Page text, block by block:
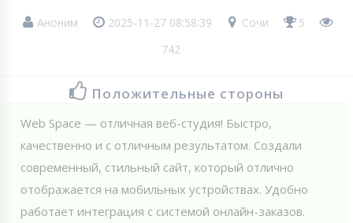
Аноним 2025-11-27 08:58:39 Сочи
5
742
Положительные стороны
Web Spaсe — отличная веб-студия! Быстро,
качественно и с отличным результатом. Создали
современный, стильный сайт, который отлично
отображается на мобильных устройствах. Удобно
работает интеграция с системой онлайн-заказов.